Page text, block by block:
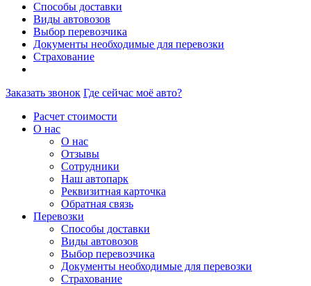
Способы доставки
Виды автовозов
Выбор перевозчика
Документы необходимые для перевозки
Страхование
Заказать звонок Где сейчас моё авто?
Расчет стоимости
О нас
О нас
Отзывы
Сотрудники
Наш автопарк
Реквизитная карточка
Обратная связь
Перевозки
Способы доставки
Виды автовозов
Выбор перевозчика
Документы необходимые для перевозки
Страхование